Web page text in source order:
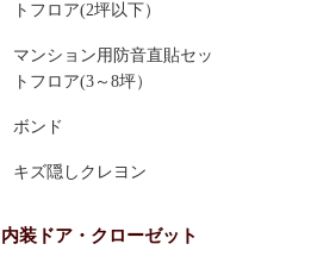
トフロア(2坪以下）
マンション用防音直貼セッ
トフロア(3～8坪）
ボンド
キズ隠しクレヨン
内装ドア・クローゼット